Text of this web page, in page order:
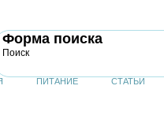
Форма поиска
Поиск
ПИТАНИЕ СТАТЬИ